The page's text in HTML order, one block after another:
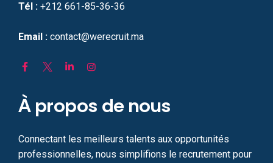
Tél : +212 661-85-36-36
Email : contact@werecruit.ma
À propos de nous
Connectant les meilleurs talents aux opportunités
professionnelles, nous simplifions le recrutement pour